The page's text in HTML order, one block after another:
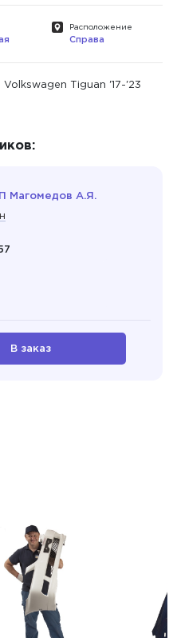
Расположение
Справа
Tiguan '17-'23
Магомедов А.Я.
В заказ